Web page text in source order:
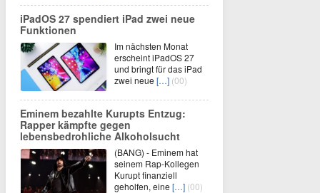
iPadOS 27 spendiert iPad zwei neue
Funktionen
Im nächsten Monat
erscheint iPadOS 27
und bringt für das iPad
zwei neue […] (00)
Eminem bezahlte Kurupts Entzug:
Rapper kämpfte gegen
lebensbedrohliche Alkoholsucht
(BANG) - Eminem hat
seinem Rap-Kollegen
Kurupt finanziell
geholfen, eine […] (00)